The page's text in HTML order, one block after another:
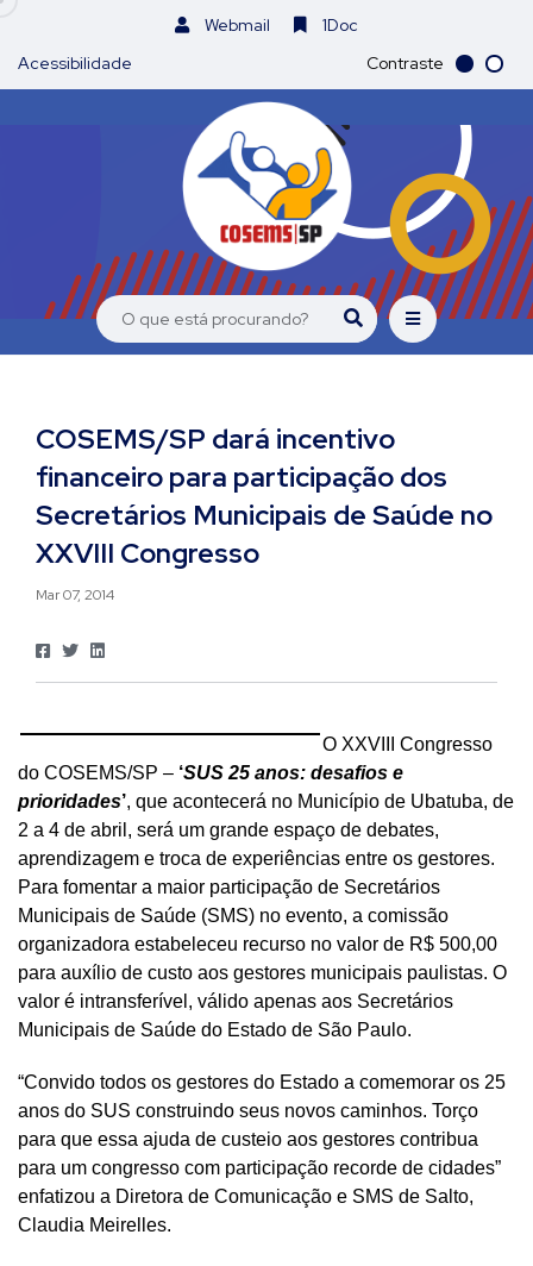
Webmail
1Doc
Acessibilidade
Contraste
COSEMS/SP dará incentivo
financeiro para participação dos
Secretários Municipais de Saúde no
XXVIII Congresso
Mar 07, 2014
O XXVIII Congresso
do COSEMS/SP – ‘SUS 25 anos: desafios e
prioridades’, que acontecerá no Município de Ubatuba, de
2 a 4 de abril, será um grande espaço de debates,
aprendizagem e troca de experiências entre os gestores.
Para fomentar a maior participação de Secretários
Municipais de Saúde (SMS) no evento, a comissão
organizadora estabeleceu recurso no valor de R$ 500,00
para auxílio de custo aos gestores municipais paulistas. O
valor é intransferível, válido apenas aos Secretários
Municipais de Saúde do Estado de São Paulo.
“Convido todos os gestores do Estado a comemorar os 25
anos do SUS construindo seus novos caminhos. Torço
para que essa ajuda de custeio aos gestores contribua
para um congresso com participação recorde de cidades”
enfatizou a Diretora de Comunicação e SMS de Salto,
Claudia Meirelles.